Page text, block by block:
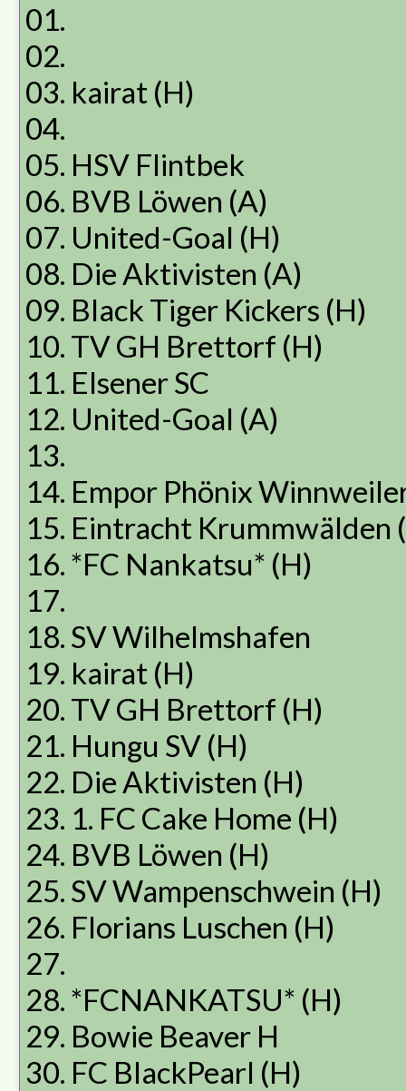
01.
02.
03. kairat (H)
04.
05. HSV Flintbek
06. BVB Löwen (A)
07. United-Goal (H)
08. Die Aktivisten (A)
09. Black Tiger Kickers (H)
10. TV GH Brettorf (H)
11. Elsener SC
12. United-Goal (A)
13.
14. Empor Phönix
15. Eintracht Krummwälden
16. *FC Nankatsu* (H)
17.
18. SV Wilhelmshafen
19. kairat (H)
20. TV GH Brettorf (H)
21. Hungu SV (H)
22. Die Aktivisten (H)
23. 1. FC Cake Home (H)
24. BVB Löwen (H)
25. SV Wampenschwein (H)
26. Florians Luschen (H)
27.
28. *FCNANKATSU* (H)
29. Bowie Beaver H
30. FC BlackPearl (H)